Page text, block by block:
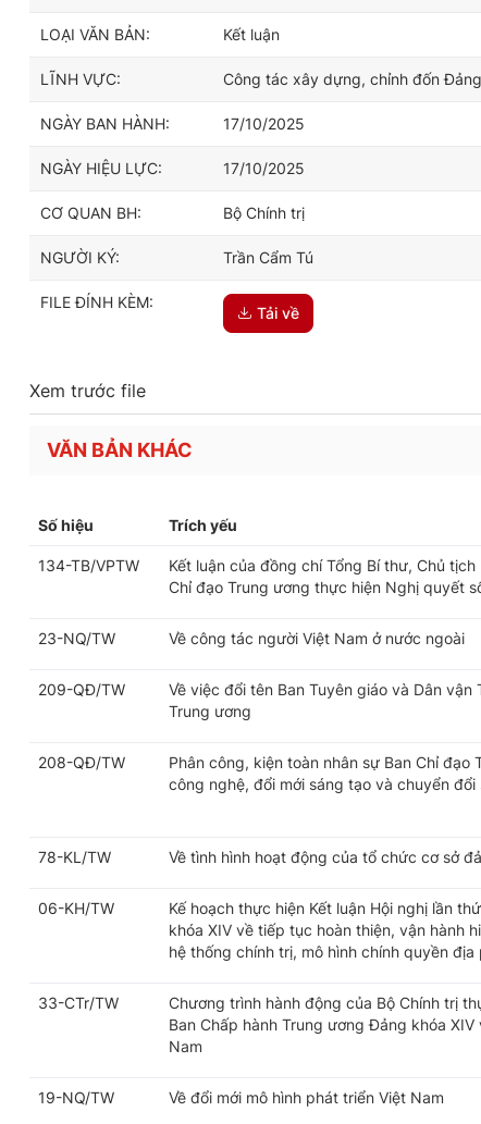
LOẠI VĂN BẢN: Kết luận
LĨNH VỰC: Công tác xây dựng, chỉnh đốn Đảng
NGÀY BAN HÀNH: 17/10/2025
NGÀY HIỆU LỰC: 17/10/2025
CƠ QUAN BH: Bộ Chính trị
NGƯỜI KÝ: Trần Cẩm Tú
FILE ĐÍNH KÈM:
Tải về
Xem trước file
VĂN BẢN KHÁC
Số hiệu Trích yếu
134-TB/VPTW
Kết luận của đồng chí Tổng Bí thư, Chủ
Chỉ đạo Trung ương thực hiện Nghị quyết
23-NQ/TW Về công tác người Việt Nam ở nước ngoài
209-QĐ/TW
Về việc đổi tên Ban Tuyên giáo và Dân
Trung ương
208-QĐ/TW
Phân công, kiện toàn nhân sự Ban Chỉ
công nghệ, đổi mới sáng tạo và chuyển đổi
78-KL/TW Về tình hình hoạt động của tổ chức cơ sở
06-KH/TW
Kế hoạch thực hiện Kết luận Hội nghị lần
khóa XIV về tiếp tục hoàn thiện, vận hành
hệ thống chính trị, mô hình chính quyền
33-CTr/TW
Chương trình hành động của Bộ Chính trị
Ban Chấp hành Trung ương Đảng khóa
Nam
19-NQ/TW Về đổi mới mô hình phát triển Việt Nam